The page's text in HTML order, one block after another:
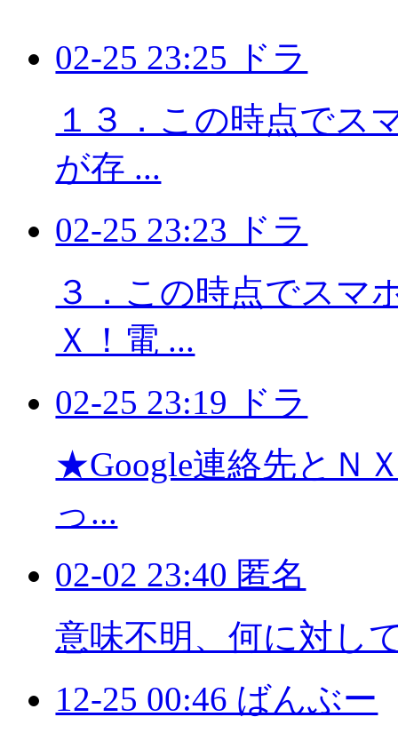
02-25 23:25 ドラ
１３．この時点でス
が存 ...
02-25 23:23 ドラ
３．この時点でスマ
Ｘ！電 ...
02-25 23:19 ドラ
★Google連絡先とＮ
っ...
02-02 23:40 匿名
意味不明、何に対し
12-25 00:46 ばんぶー